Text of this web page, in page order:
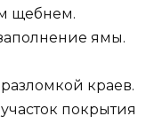
щебнем.
ямы.
краев.
покрытия